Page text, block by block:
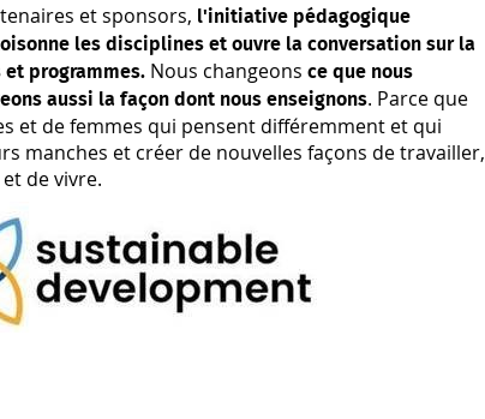
et sponsors, l'initiative pédagogique
les disciplines et ouvre la conversation sur la
programmes. Nous changeonsce que nous
aussi la façon dont nous enseignons. Parce que
et de femmes qui pensent différemment et qui
manches et créer de nouvelles façons de travailler,
de vivre.